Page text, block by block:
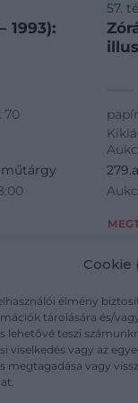
Cookie
élmény
tárolására és/
lehetővé teszi
viselkedés vagy az
megtagadása vagy
1993):
70
műtárgy
57.
adatkezelesi-tajekoztato/